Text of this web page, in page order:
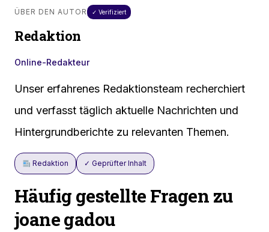
ÜBER DEN AUTOR ✓ Verifiziert
Redaktion
Online-Redakteur
Unser erfahrenes Redaktionsteam recherchiert
und verfasst täglich aktuelle Nachrichten und
Hintergrundberichte zu relevanten Themen.
Redaktion ✓ Geprüfter Inhalt
Häufig gestellte Fragen zu
joane gadou